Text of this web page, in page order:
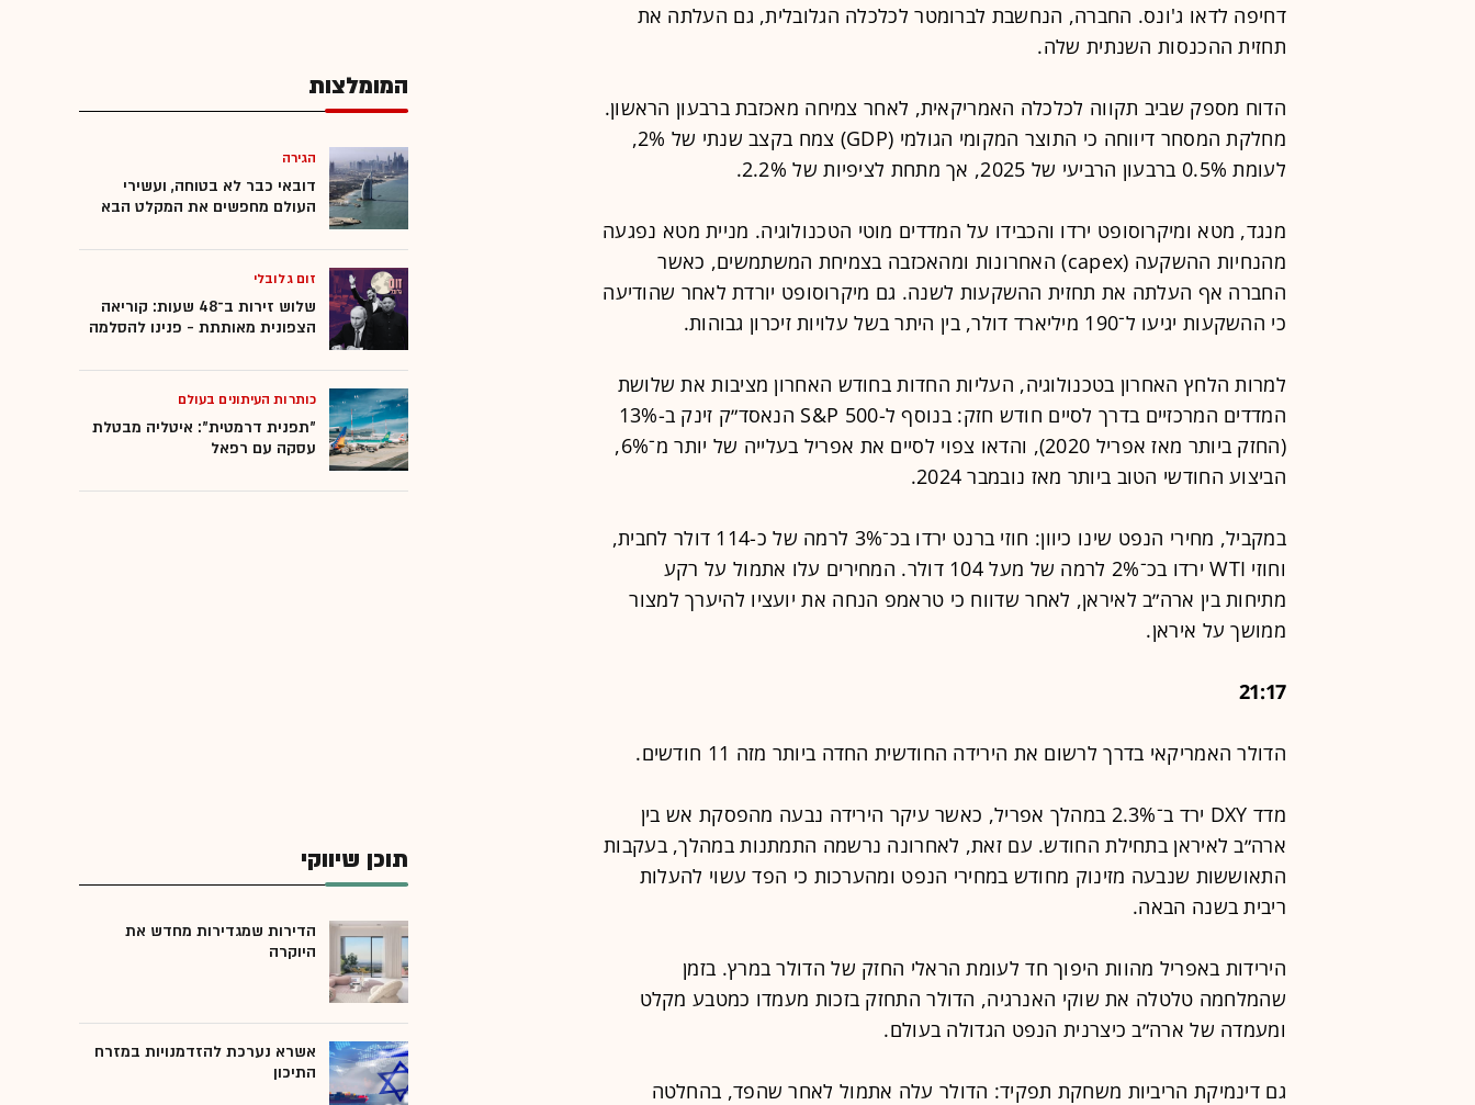
דחיפה לדאו ג'ונס. החברה, הנחשבת לברומטר לכלכלה הגלובלית, גם העלתה את
תחזית ההכנסות השנתית שלה.
הדוח מספק שביב תקווה לכלכלה האמריקאית, לאחר צמיחה מאכזבת ברבעון הראשון.
מחלקת המסחר דיווחה כי התוצר המקומי הגולמי (GDP) צמח בקצב שנתי של 2%,
לעומת 0.5% ברבעון הרביעי של 2025, אך מתחת לציפיות של 2.2%.
מנגד, מטא ומיקרוסופט ירדו והכבידו על המדדים מוטי הטכנולוגיה. מניית מטא נפגעה
מהנחיות ההשקעה (capex) האחרונות ומהאכזבה בצמיחת המשתמשים, כאשר
החברה אף העלתה את תחזית ההשקעות לשנה. גם מיקרוסופט יורדת לאחר שהודיעה
כי ההשקעות יגיעו ל־190 מיליארד דולר, בין היתר בשל עלויות זיכרון גבוהות.
למרות הלחץ האחרון בטכנולוגיה, העליות החדות בחודש האחרון מציבות את שלושת
המדדים המרכזיים בדרך לסיים חודש חזק: בנוסף ל-S&P 500 הנאסד״ק זינק ב-13%
(החזק ביותר מאז אפריל 2020), והדאו צפוי לסיים את אפריל בעלייה של יותר מ־6%,
הביצוע החודשי הטוב ביותר מאז נובמבר 2024.
במקביל, מחירי הנפט שינו כיוון: חוזי ברנט ירדו בכ־3% לרמה של כ-114 דולר לחבית,
וחוזי WTI ירדו בכ־2% לרמה של מעל 104 דולר. המחירים עלו אתמול על רקע
מתיחות בין ארה״ב לאיראן, לאחר שדווח כי טראמפ הנחה את יועציו להיערך למצור
ממושך על איראן.
21:17
הדולר האמריקאי בדרך לרשום את הירידה החודשית החדה ביותר מזה 11 חודשים.
מדד DXY ירד ב־2.3% במהלך אפריל, כאשר עיקר הירידה נבעה מהפסקת אש בין
ארה״ב לאיראן בתחילת החודש. עם זאת, לאחרונה נרשמה התמתנות במהלך, בעקבות
התאוששות שנבעה מזינוק מחודש במחירי הנפט ומהערכות כי הפד עשוי להעלות
ריבית בשנה הבאה.
הירידות באפריל מהוות היפוך חד לעומת הראלי החזק של הדולר במרץ. בזמן
שהמלחמה טלטלה את שוקי האנרגיה, הדולר התחזק בזכות מעמדו כמטבע מקלט
ומעמדה של ארה״ב כיצרנית הנפט הגדולה בעולם.
גם דינמיקת הריביות משחקת תפקיד: הדולר עלה אתמול לאחר שהפד, בהחלטה
המומלצות
הגירה
דובאי כבר לא בטוחה, ועשירי
העולם מחפשים את המקלט הבא
זום גלובלי
שלוש זירות ב־48 שעות: קוריאה
הצפונית מאותתת - פנינו להסלמה
כותרות העיתונים בעולם
"תפנית דרמטית": איטליה מבטלת
עסקה עם רפאל
תוכן שיווקי
הדירות שמגדירות מחדש את
היוקרה
אשרא נערכת להזדמנויות במזרח
התיכון